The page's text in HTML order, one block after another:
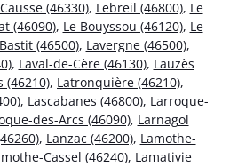
(46330), Lebreil (46800), Le
(46090), Le Bouyssou (46120), Le
(46500), Lavergne (46500),
, Laval-de-Cère (46130), Lauzès
(46210), Latronquière (46210),
, Lascabanes (46800), Larroque-
des-Arcs (46090), Larnagol
, Lanzac (46200), Lamothe-
Cassel (46240), Lamativie